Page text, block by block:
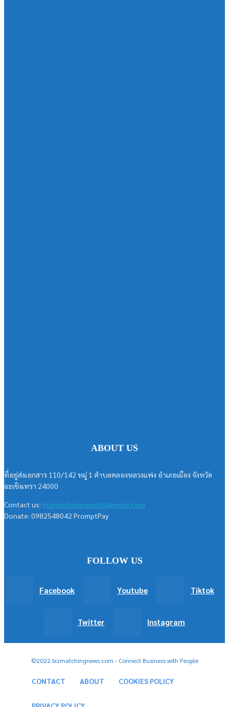
ABOUT US
ที่อยู่ส่งเอกสาร 110/142 หมู่ 1 ตำบลคลองหลวงแพ่ง อำเภอเมือง จังหวัด
ฉะเชิงเทรา 24000
Contact us: bizmatchingnewsltd@gmail.com
Donate: 0982548042 PromptPay
FOLLOW US
Facebook Youtube Tiktok
Twitter Instagram
©2022 bizmatchingnews.com - Connect Business with People
CONTACT ABOUT COOKIES POLICY